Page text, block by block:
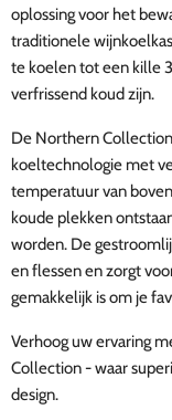
oplossing voor het
traditionele
te koelen tot een kille
verfrissend koud zijn.
De Northern
koeltechnologie met
temperatuur van
koude plekken
worden. De
en flessen en zorgt
gemakkelijk is om je
Verhoog uw ervaring
Collection - waar
design.